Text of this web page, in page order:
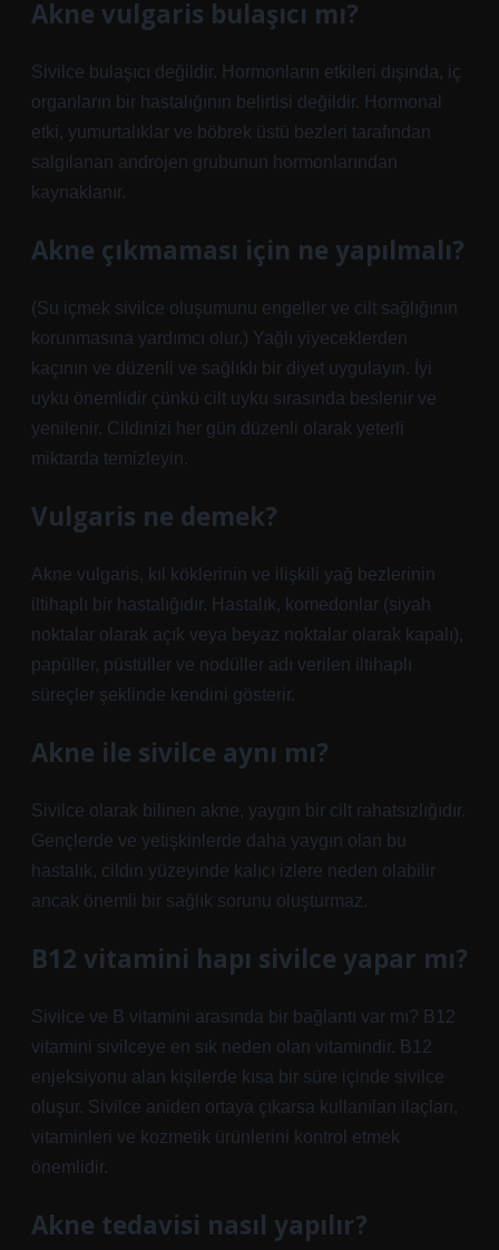
Akne vulgaris bulaşıcı mı?
Sivilce bulaşıcı değildir. Hormonların etkileri dışında, iç
organların bir hastalığının belirtisi değildir. Hormonal
etki, yumurtalıklar ve böbrek üstü bezleri tarafından
salgılanan androjen grubunun hormonlarından
kaynaklanır.
Akne çıkmaması için ne yapılmalı?
(Su içmek sivilce oluşumunu engeller ve cilt sağlığının
korunmasına yardımcı olur.) Yağlı yiyeceklerden
kaçının ve düzenli ve sağlıklı bir diyet uygulayın. İyi
uyku önemlidir çünkü cilt uyku sırasında beslenir ve
yenilenir. Cildinizi her gün düzenli olarak yeterli
miktarda temizleyin.
Vulgaris ne demek?
Akne vulgaris, kıl köklerinin ve ilişkili yağ bezlerinin
iltihaplı bir hastalığıdır. Hastalık, komedonlar (siyah
noktalar olarak açık veya beyaz noktalar olarak kapalı),
papüller, püstüller ve nodüller adı verilen iltihaplı
süreçler şeklinde kendini gösterir.
Akne ile sivilce aynı mı?
Sivilce olarak bilinen akne, yaygın bir cilt rahatsızlığıdır.
Gençlerde ve yetişkinlerde daha yaygın olan bu
hastalık, cildin yüzeyinde kalıcı izlere neden olabilir
ancak önemli bir sağlık sorunu oluşturmaz.
B12 vitamini hapı sivilce yapar mı?
Sivilce ve B vitamini arasında bir bağlantı var mı? B12
vitamini sivilceye en sık neden olan vitamindir. B12
enjeksiyonu alan kişilerde kısa bir süre içinde sivilce
oluşur. Sivilce aniden ortaya çıkarsa kullanılan ilaçları,
vitaminleri ve kozmetik ürünlerini kontrol etmek
önemlidir.
Akne tedavisi nasıl yapılır?